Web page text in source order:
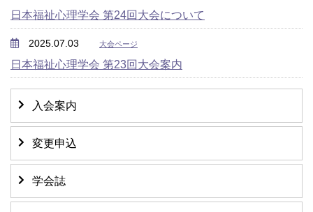
日本福祉心理学会 第24回大会について
2025.07.03 大会ページ
日本福祉心理学会 第23回大会案内
入会案内
変更申込
学会誌